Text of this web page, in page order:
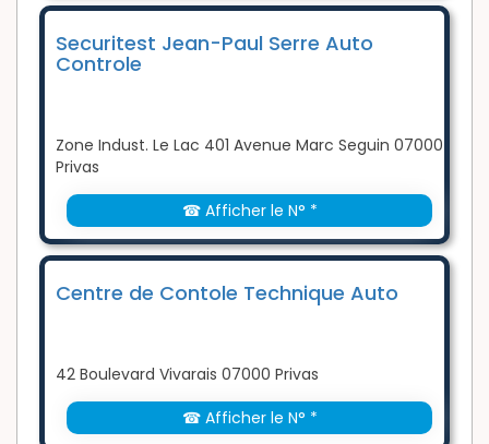
Securitest Jean-Paul Serre Auto
Controle
Zone Indust. Le Lac 401 Avenue Marc Seguin 07000
Privas
☎ Afficher le N° *
Centre de Contole Technique Auto
42 Boulevard Vivarais 07000 Privas
☎ Afficher le N° *